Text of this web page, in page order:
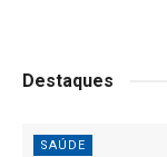
Destaques
SAÚDE